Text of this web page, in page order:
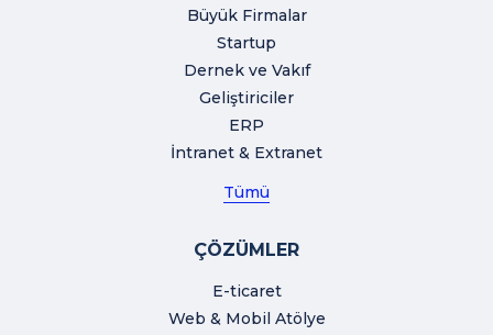
Büyük Firmalar
Startup
Dernek ve Vakıf
Geliştiriciler
ERP
İntranet & Extranet
Tümü
ÇÖZÜMLER
E-ticaret
Web & Mobil Atölye